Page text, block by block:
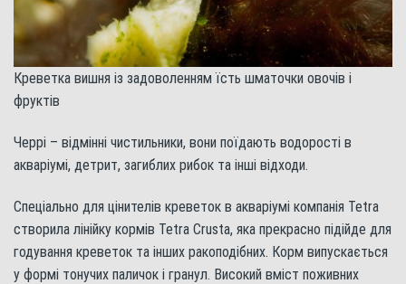
Креветка вишня із задоволенням їсть шматочки овочів і
фруктів
Черрі – відмінні чистильники, вони поїдають водорості в
акваріумі, детрит, загиблих рибок та інші відходи.
Спеціально для цінителів креветок в акваріумі компанія Tetra
створила лінійку кормів Tetra Crusta, яка прекрасно підійде для
годування креветок та інших ракоподібних. Корм випускається
у формі тонучих паличок і гранул. Високий вміст поживних